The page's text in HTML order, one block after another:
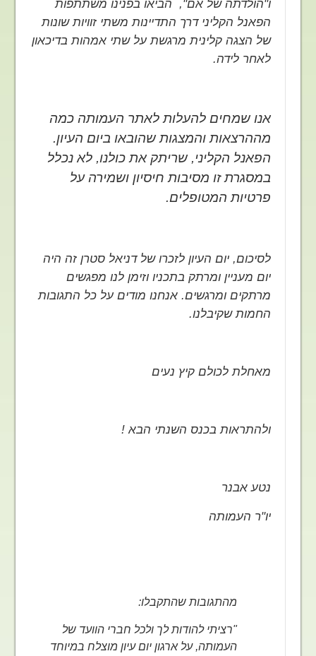
ו"הולדתה של אם", הביאו בפנינו משתתפות
הפאנל הקליני דרך התדיינות משתי זוויות שונות
של הצגה קלינית מרגשת על שתי אמהות בדיכאון
לאחר לידה.
אנו שמחים להעלות לאתר העמותה כמה
מההרצאות והמצגות שהובאו ביום העיון.
הפאנל הקליני, שריתק את כולנו, לא נכלל
במסגרת זו מסיבות חיסיון ושמירה על
פרטיות המטופלים.
לסיכום, יום העיון לזכרו של דניאל סטרן זה היה
יום מעניין ומרתק בתכניו וזימן לנו מפגשים
מרתקים ומרגשים. אנחנו מודים על כל התגובות
החמות שקיבלנו.
מאחלת לכולם קיץ נעים
ולהתראות בכנס השנתי הבא !
נטע אבנר
יו"ר העמותה
מהתגובות שהתקבלו:
"רציתי להודות לך ולכל חברי הוועד של
העמותה, על ארגון יום עיון מוצלח במיוחד